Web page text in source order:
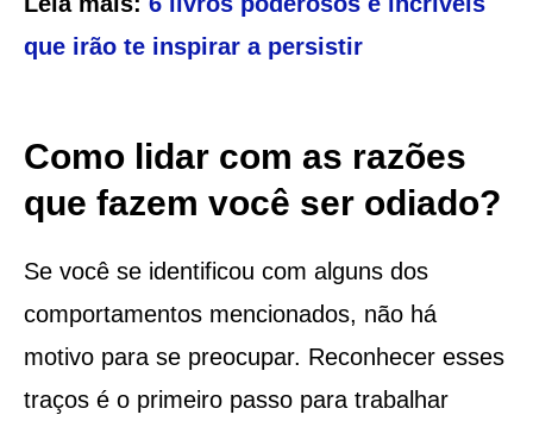
que irão te inspirar a persistir
Como lidar com as razões
que fazem você ser odiado?
Se você se identificou com alguns dos
comportamentos mencionados, não há
motivo para se preocupar. Reconhecer esses
traços é o primeiro passo para trabalhar